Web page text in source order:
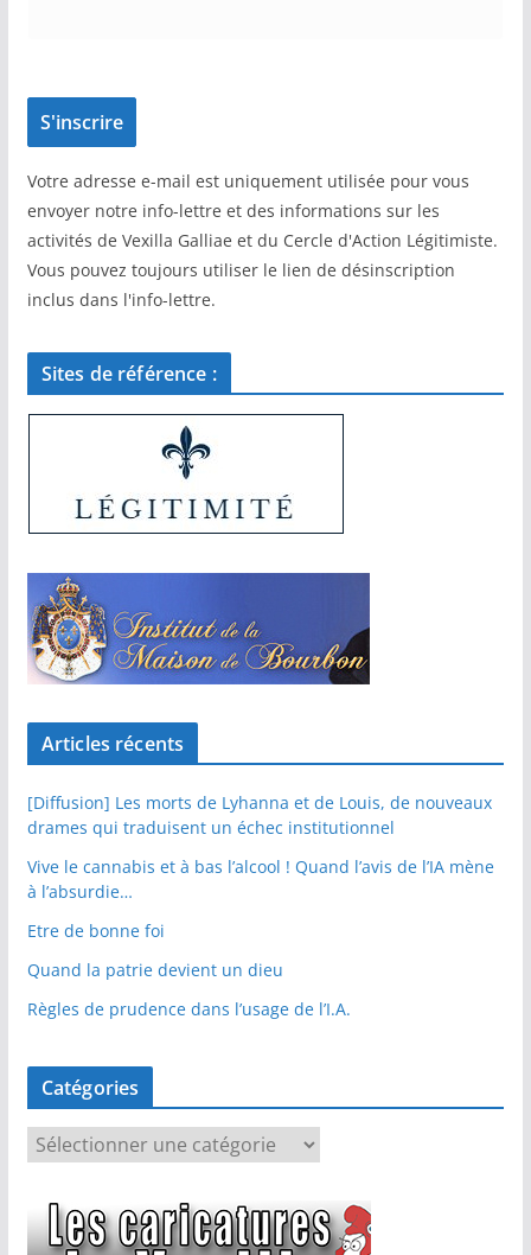
Votre adresse e-mail est uniquement utilisée pour vous
envoyer notre info-lettre et des informations sur les
activités de Vexilla Galliae et du Cercle d'Action Légitimiste.
Vous pouvez toujours utiliser le lien de désinscription
inclus dans l'info-lettre.
Sites de référence :
Articles récents
[Diffusion] Les morts de Lyhanna et de Louis, de nouveaux
drames qui traduisent un échec institutionnel
Vive le cannabis et à bas l’alcool ! Quand l’avis de l’IA mène
à l’absurdie…
Etre de bonne foi
Quand la patrie devient un dieu
Règles de prudence dans l’usage de l’I.A.
Catégories
a
é